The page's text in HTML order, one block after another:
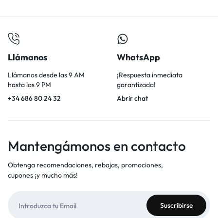
Llámanos
Llámanos desde las 9 AM
hasta las 9 PM
+34 686 80 24 32
WhatsApp
¡Respuesta inmediata
garantizada!
Abrir chat
Mantengámonos en contacto
Obtenga recomendaciones, rebajas, promociones,
cupones ¡y mucho más!